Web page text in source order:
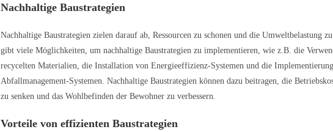
Nachhaltige Baustrategien
Nachhaltige Baustrategien zielen darauf ab, Ressourcen zu schonen und die Umweltbelastung
gibt viele Möglichkeiten, um nachhaltige Baustrategien zu implementieren, wie z.B. die
recycelten Materialien, die Installation von Energieeffizienz-Systemen und die
Abfallmanagement-Systemen. Nachhaltige Baustrategien können dazu beitragen, die
zu senken und das Wohlbefinden der Bewohner zu verbessern.
Vorteile von effizienten Baustrategien